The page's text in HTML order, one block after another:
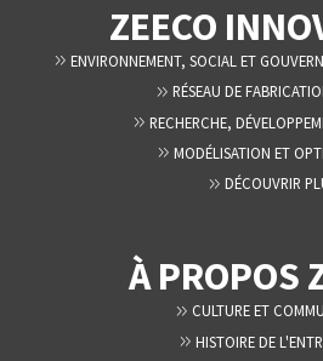
ZEECO
ENVIRONNEMENT, SOCIAL ET
RÉSEAU DE
RECHERCHE,
MODÉLISATION ET
DÉCOUVRIR
À PROPOS
CULTURE ET
HISTOIRE DE